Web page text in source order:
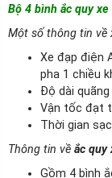
Bộ 4 bình ắc quy
Một số thông tin về
Xe đạp điện
pha 1 chiều
Độ dài
Vận tốc đạt
Thời gian
Thông tin về ắc quy
Gồm 4 bình